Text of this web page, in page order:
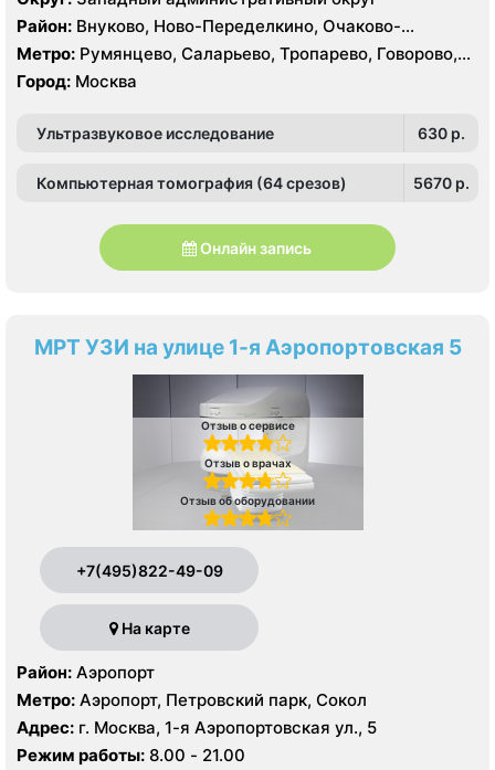
Район: Внуково, Ново-Переделкино, Очаково-
Матвеевское, Проспект Вернадского, Солнцево,
Тропарёво-Никулино
Метро: Румянцево, Саларьево, Тропарево, Говорово,
Рассказовка, Солнцево, Филатов Луг, Боровское
шоссе
Город: Москва
Ультразвуковое исследование 630 p.
Компьютерная томография (64 срезов) 5670 p.
Онлайн запись
МРТ УЗИ на улице 1-я Аэропортовская 5
Отзыв о сервисе
Отзыв о врачах
Отзыв об оборудовании
+7(495)822-49-09
На карте
Район: Аэропорт
Метро: Аэропорт, Петровский парк, Сокол
Адрес: г. Москва, 1-я Аэропортовская ул., 5
Режим работы: 8.00 - 21.00